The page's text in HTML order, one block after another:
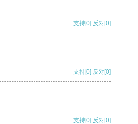
支持[0] 反对[0]
支持[0] 反对[0]
支持[0] 反对[0]